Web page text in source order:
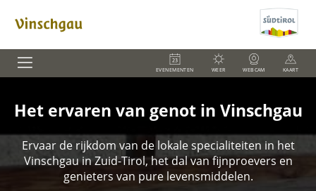
EVENEMENTEN WEER WEBCAM KAART
Het ervaren van genot in Vinschgau
Ervaar de rijkdom van de lokale specialiteiten in het
Vinschgau in Zuid-Tirol, het dal van fijnproevers en
genieters van pure levensmiddelen.